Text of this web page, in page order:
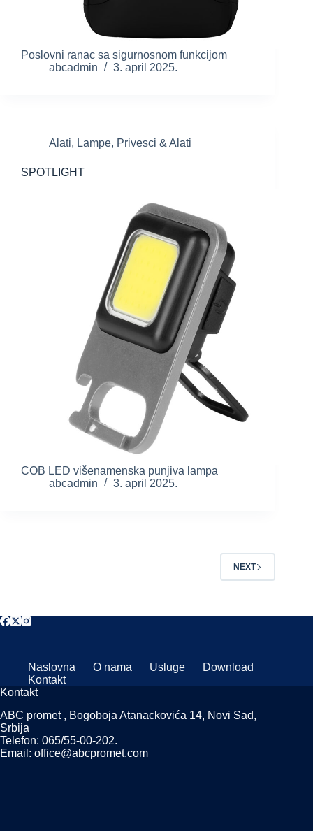
Poslovni ranac sa sigurnosnom funkcijom
abcadmin
3. april 2025.
Alati, Lampe, Privesci & Alati
SPOTLIGHT
COB LED višenamenska punjiva lampa
abcadmin
3. april 2025.
NEXT
Naslovna O nama Usluge
Download
Kontakt
Kontakt
ABC promet , Bogoboja Atanackovića 14, Novi Sad,
Srbija
Telefon: 065/55-00-202.
Email: office@abcpromet.com